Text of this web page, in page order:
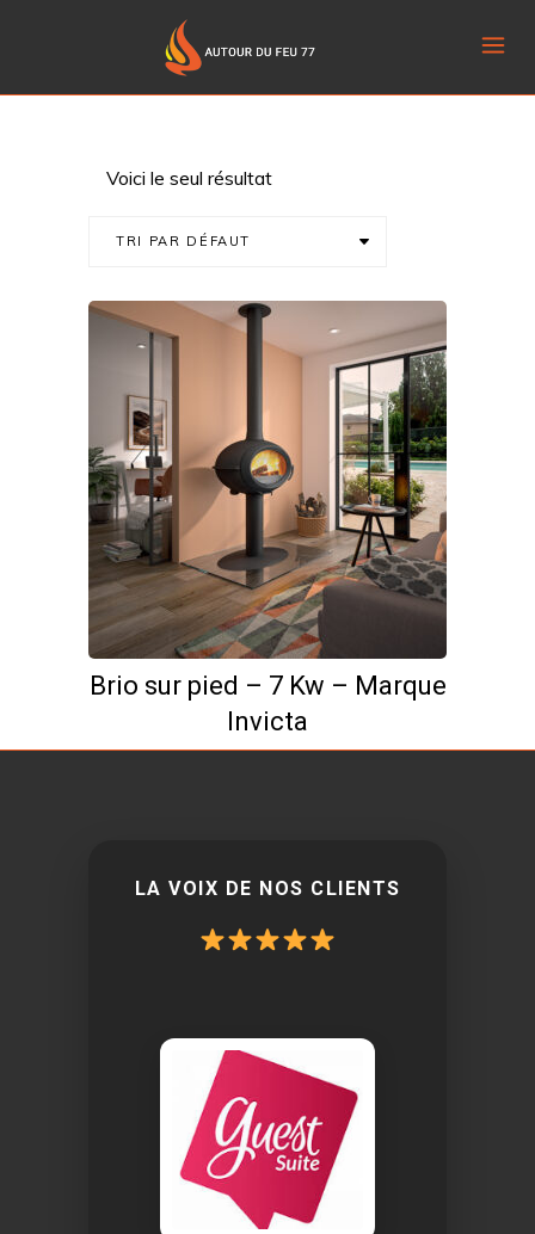
Voici le seul résultat
TRI PAR DÉFAUT
Brio sur pied – 7 Kw – Marque
Invicta
LA VOIX DE NOS CLIENTS